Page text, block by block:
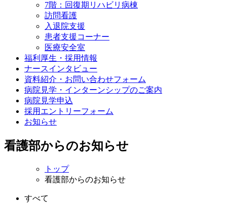
7階：回復期リハビリ病棟
訪問看護
入退院支援
患者支援コーナー
医療安全室
福利厚生・採用情報
ナースインタビュー
資料紹介・お問い合わせフォーム
病院見学・インターンシップのご案内
病院見学申込
採用エントリーフォーム
お知らせ
看護部からのお知らせ
トップ
看護部からのお知らせ
すべて